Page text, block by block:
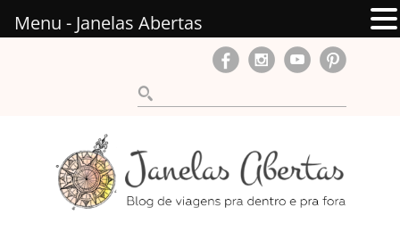
Menu - Janelas Abertas